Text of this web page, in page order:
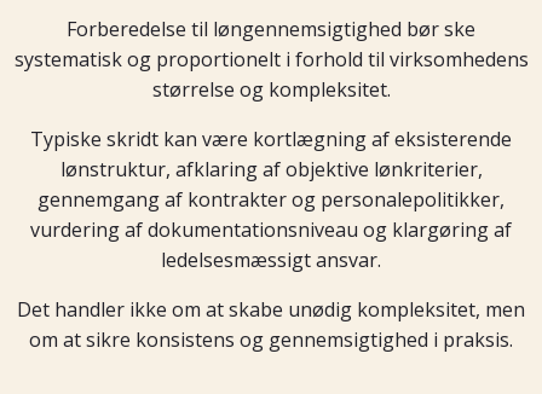
Forberedelse til løngennemsigtighed bør ske
systematisk og proportionelt i forhold til virksomhedens
størrelse og kompleksitet.
Typiske skridt kan være kortlægning af eksisterende
lønstruktur, afklaring af objektive lønkriterier,
gennemgang af kontrakter og personalepolitikker,
vurdering af dokumentationsniveau og klargøring af
ledelsesmæssigt ansvar.
Det handler ikke om at skabe unødig kompleksitet, men
om at sikre konsistens og gennemsigtighed i praksis.